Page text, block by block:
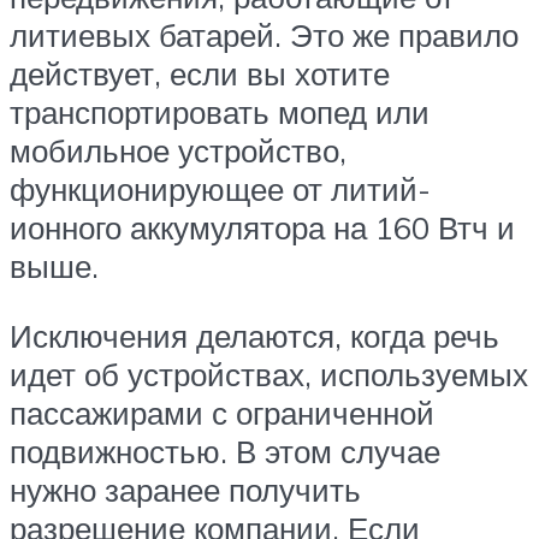
литиевых батарей. Это же правило
действует, если вы хотите
транспортировать мопед или
мобильное устройство,
функционирующее от литий-
ионного аккумулятора на 160 Втч и
выше.
Исключения делаются, когда речь
идет об устройствах, используемых
пассажирами с ограниченной
подвижностью. В этом случае
нужно заранее получить
разрешение компании. Если